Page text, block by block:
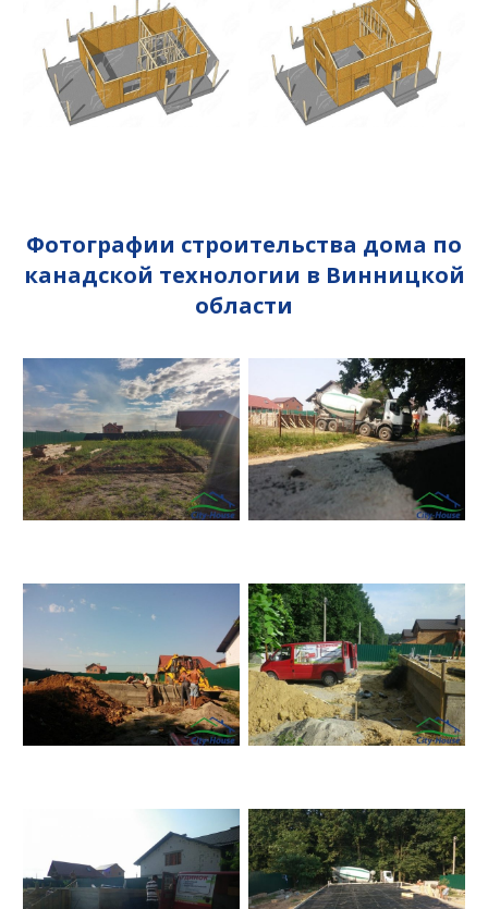
Фотографии строительства дома по
канадской технологии в Винницкой
области